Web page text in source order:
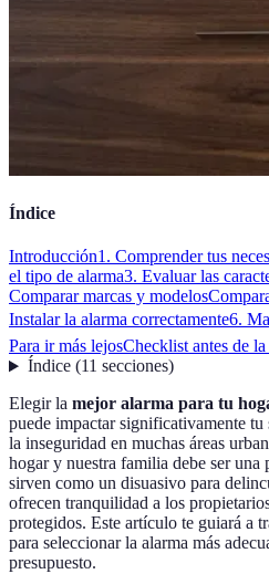
Índice
Introducción1. Comprender tus
el tipo de alarma3. Evaluar las
Comparar marcas y modelos
Instalar la alarma correctamente6.
Para ir más lejosChecklist antes de
Índice(11 secciones)
Elegir la mejor alarma para tu
puede impactar significativamente
la inseguridad en muchas áreas
hogar y nuestra familia debe ser
sirven como un disuasivo para
ofrecen tranquilidad a los
protegidos. Este artículo te guiará a
para seleccionar la alarma más
presupuesto.